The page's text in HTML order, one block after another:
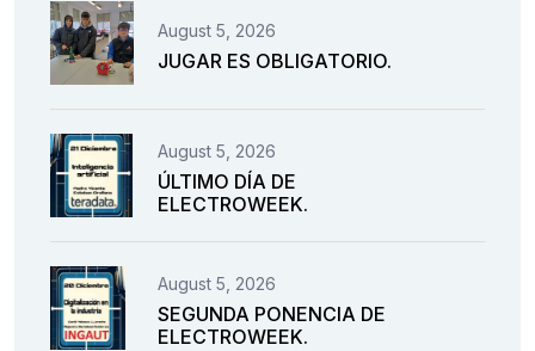
August 5, 2026
JUGAR ES OBLIGATORIO.
August 5, 2026
ÚLTIMO DÍA DE
ELECTROWEEK.
August 5, 2026
SEGUNDA PONENCIA DE
ELECTROWEEK.